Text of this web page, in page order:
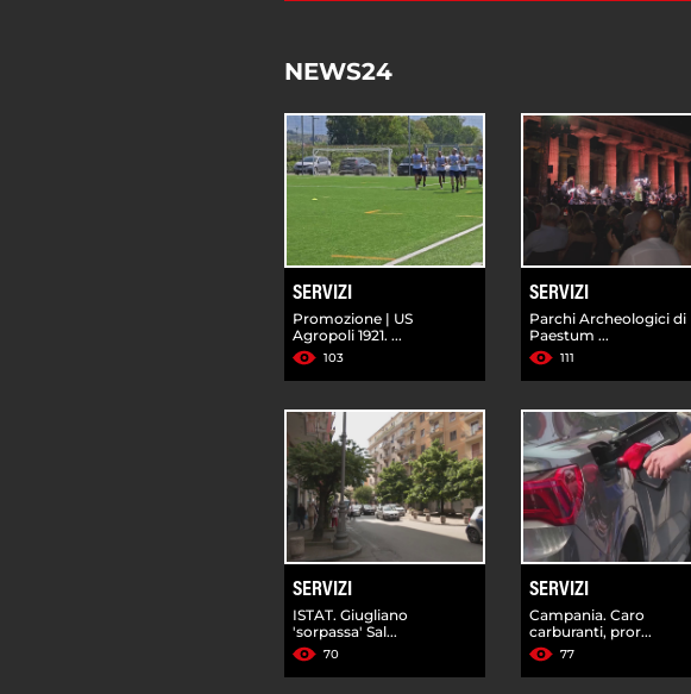
NEWS24
SERVIZI
Promozione | US
Agropoli 1921. ...
103
SERVIZI
Parchi Archeologici di
Paestum ...
111
SERVIZI
ISTAT. Giugliano
'sorpassa' Sal...
70
SERVIZI
Campania. Caro
carburanti, pror...
77